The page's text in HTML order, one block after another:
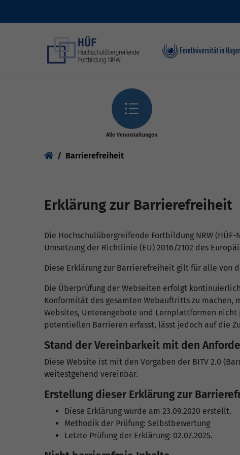
Alle Veranstaltungen
Barrierefreiheit
Erklärung zur Barrierefreiheit
Die Hochschulübergreifende Fortbildung NRW
Umsetzung der Richtlinie (EU) 2016/2102 des
Diese Erklärung zur Barrierefreiheit gilt für alle von
Die Überprüfung der Webseiten erfolgt
Konformität des gesamten Webauftritts zu machen,
Websites, Unterangebote und Lernplattformen
potentiellen Barrieren erfasst, lässt jedoch auf die
Stand der Vereinbarkeit mit den
Diese Website ist mit den Vorgaben der BITV 2.0
weitestgehend vereinbar.
Erstellung dieser Erklärung zur
Diese Erklärung wurde am 23.09.2020 erstellt.
Methodik der Prüfung: Selbstbewertung
Letzte Prüfung der Erklärung: 02.07.2025.